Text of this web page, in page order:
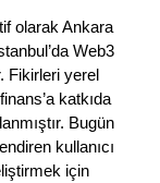
olarak Ankara
Web3
Fikirleri yerel
katkıda
Bugün
kullanıcı
için